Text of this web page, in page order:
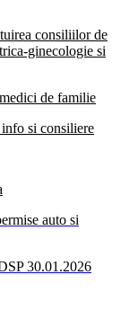
consiliilor de
ginecologie si
de familie
si consiliere
auto si
30.01.2026